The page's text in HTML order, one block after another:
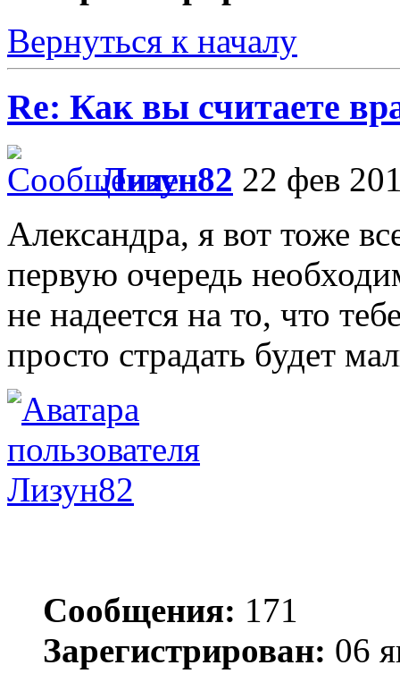
Вернуться к началу
Re: Как вы считаете
Лизун82 22 фев
Александра, я вот тоже
первую очередь
не надеется на то, что
просто страдать будет
Лизун82
Сообщения: 171
Зарегистрирован: 06